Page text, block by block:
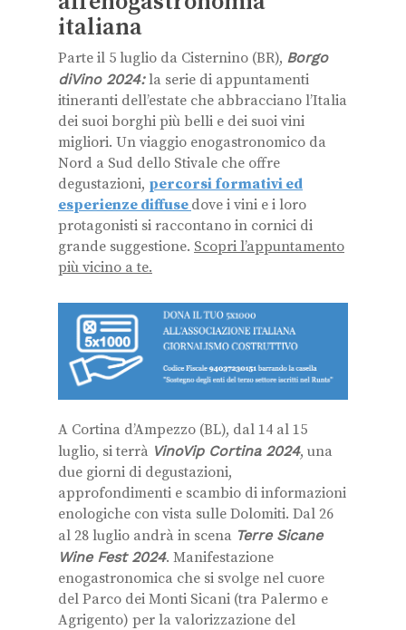
italiana
Parte il 5 luglio da Cisternino (BR), Borgo
diVino 2024:la serie di appuntamenti
itineranti dell’estate che abbracciano l’Italia
dei suoi borghi più belli e dei suoi vini
migliori. Un viaggio enogastronomico da
Nord a Sud dello Stivale che offre
degustazioni, percorsi formativi ed
esperienze diffuse dove i vini e i loro
protagonisti si raccontano in cornici di
grande suggestione. Scopri l’appuntamento
più vicino a te.
A Cortina d’Ampezzo (BL), dal 14 al 15
luglio, si terrà VinoVip Cortina 2024, una
due giorni di degustazioni,
approfondimenti e scambio di informazioni
enologiche con vista sulle Dolomiti. Dal 26
al 28 luglio andrà in scena Terre Sicane
Wine Fest 2024. Manifestazione
enogastronomica che si svolge nel cuore
del Parco dei Monti Sicani (tra Palermo e
Agrigento) per la valorizzazione del